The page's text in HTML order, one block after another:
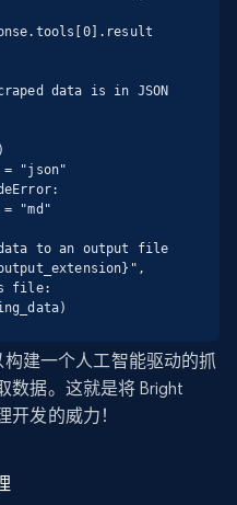
file:
建一个人工智能驱动的抓
数据。这就是将 Bright
开发的威力！